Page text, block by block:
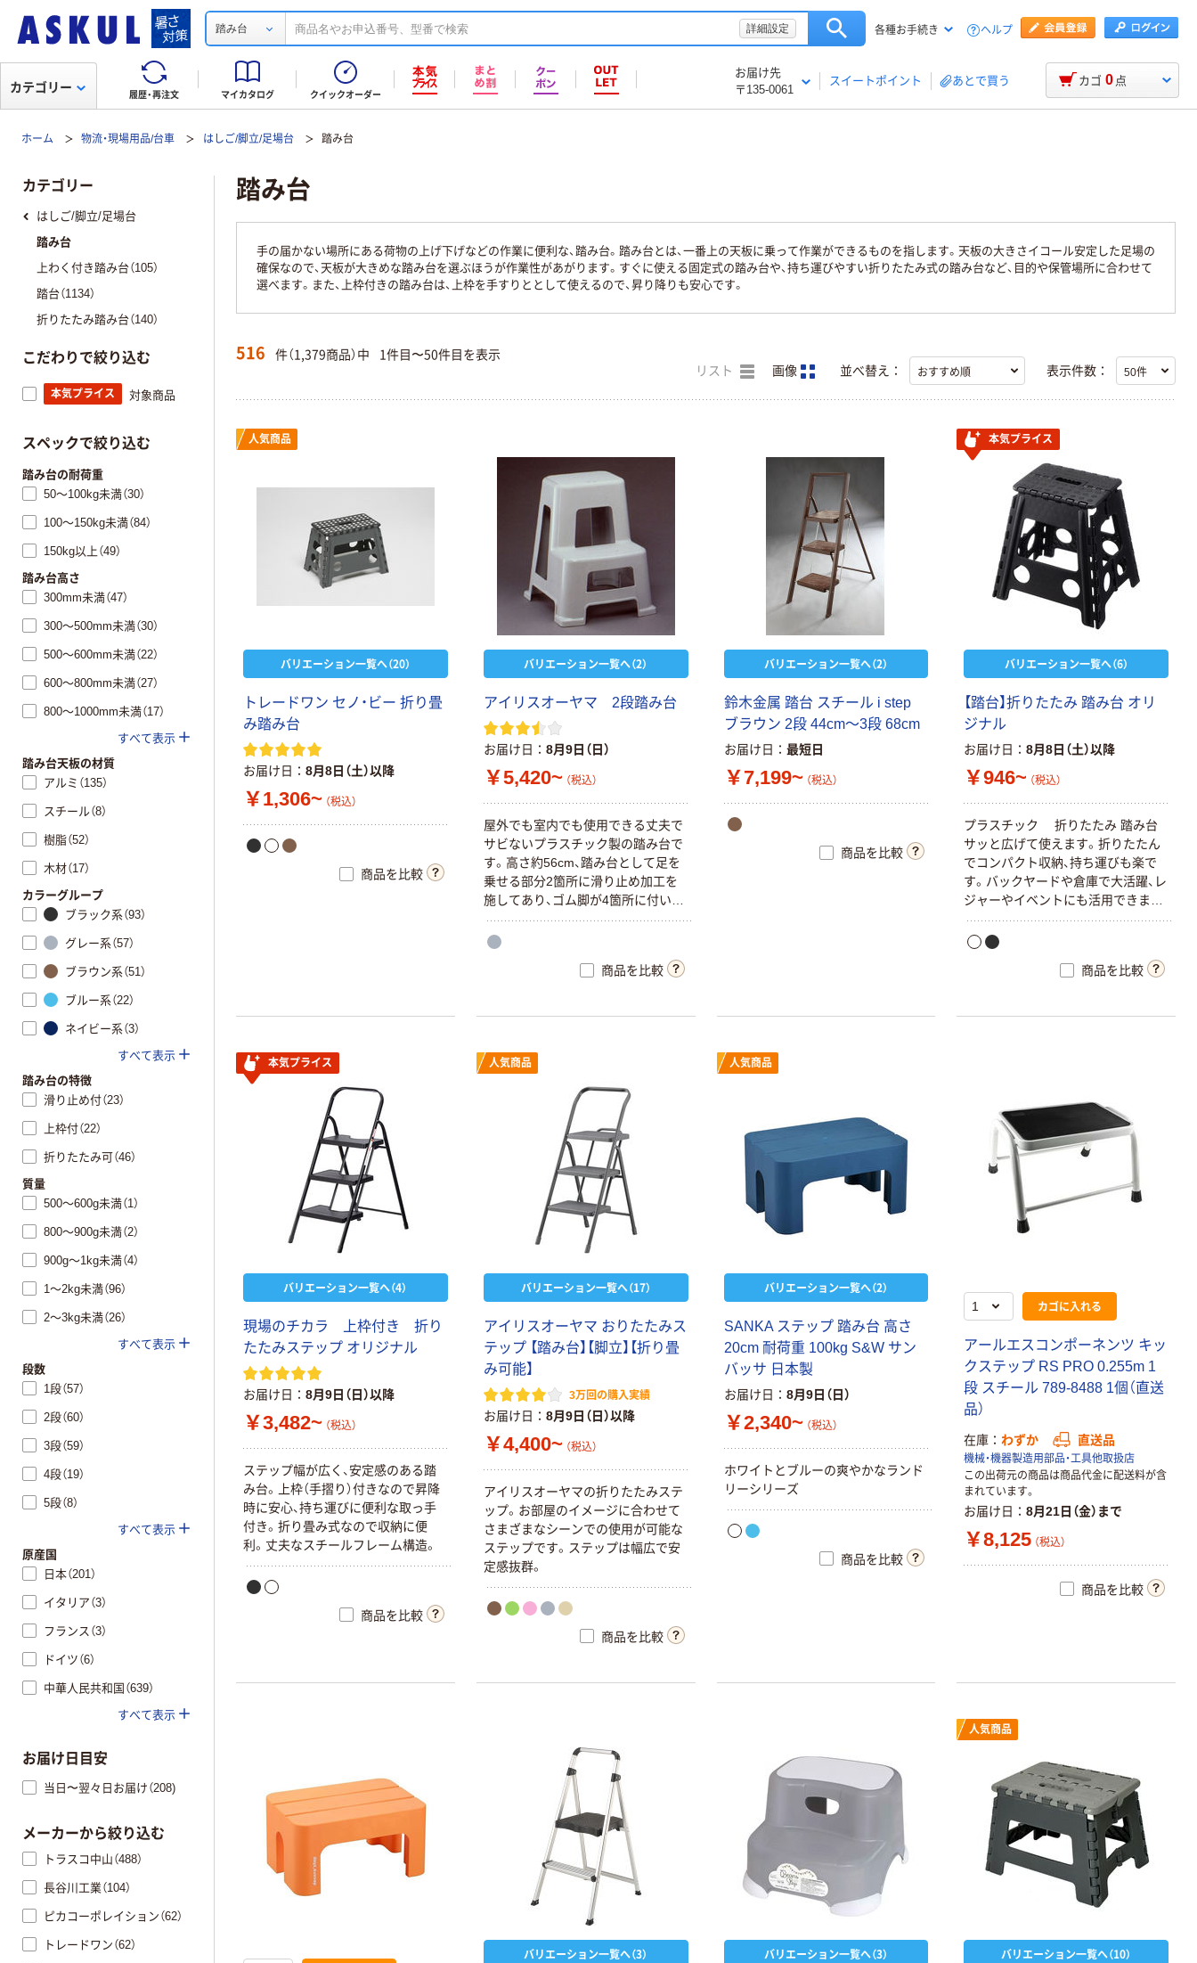
踏み台 詳細設定 各種お手続き ヘルプ
履歴・再注文 マイカタログ クイックオーダー
お届け先
〒135-0061
スイートポイント あとで買う
カテゴリー カゴ 0 点
ホーム 物流・現場用品/台車 はしご/脚立/足場台 踏み台
踏み台
手の届かない場所にある荷物の上げ下げなどの作業に便利な、踏み台。踏み台とは、一番上の天板に乗って作業ができるものを指します。天板の大きさイコール安定した足場の
確保なので、天板が大きめな踏み台を選ぶほうが作業性があがります。すぐに使える固定式の踏み台や、持ち運びやすい折りたたみ式の踏み台など、目的や保管場所に合わせて
選べます。また、上枠付きの踏み台は、上枠を手すりととして使えるので、昇り降りも安心です。
516 件（1,379商品）中 1件目〜50件目を表示
リスト 画像 並べ替え： 表示件数：
人気商品
バリエーション一覧へ（20）
トレードワン セノ・ビー 折り畳
み踏み台
お届け日 8月8日（土）以降
￥1,306~ （税込）
商品を比較
バリエーション一覧へ（2）
アイリスオーヤマ 2段踏み台
お届け日 8月9日（日）
￥5,420~ （税込）
屋外でも室内でも使用できる丈夫で
サビないプラスチック製の踏み台で
す。高さ約56cm、踏み台として足を
乗せる部分2箇所に滑り止め加工を
施してあり、ゴム脚が4箇所に付いて
います。洗車や庭のお手入れにも
OK！
商品を比較
バリエーション一覧へ（2）
鈴木金属 踏台 スチール i step
ブラウン 2段 44cm～3段 68cm
お届け日 最短日
￥7,199~ （税込）
商品を比較
本気プライス
バリエーション一覧へ（6）
【踏台】折りたたみ 踏み台 オリ
ジナル
お届け日 8月8日（土）以降
￥946~ （税込）
プラスチック 折りたたみ 踏み台
サッと広げて使えます。折りたたん
でコンパクト収納、持ち運びも楽で
す。バックヤードや倉庫で大活躍、レ
ジャーやイベントにも活用できま
す。
商品を比較
本気プライス
バリエーション一覧へ（4）
現場のチカラ 上枠付き 折り
たたみステップ オリジナル
お届け日 8月9日（日）以降
￥3,482~ （税込）
ステップ幅が広く、安定感のある踏
み台。上枠（手摺り）付きなので昇降
時に安心、持ち運びに便利な取っ手
付き。折り畳み式なので収納に便
利。丈夫なスチールフレーム構造。
商品を比較
人気商品
バリエーション一覧へ（17）
アイリスオーヤマ おりたたみス
テップ 【踏み台】【脚立】【折り畳
み可能】
3万回の購入実績
お届け日 8月9日（日）以降
￥4,400~ （税込）
アイリスオーヤマの折りたたみステ
ップ。お部屋のイメージに合わせて
さまざまなシーンでの使用が可能な
ステップです。ステップは幅広で安
定感抜群。
商品を比較
人気商品
バリエーション一覧へ（2）
SANKA ステップ 踏み台 高さ
20cm 耐荷重 100kg S&W サン
バッサ 日本製
お届け日 8月9日（日）
￥2,340~ （税込）
ホワイトとブルーの爽やかなランド
リーシリーズ
商品を比較
カゴに入れる
アールエスコンポーネンツ キッ
クステップ RS PRO 0.255m 1
段 スチール 789-8488 1個（直送
品）
在庫 わずか 直送品
機械・機器製造用部品・工具他取扱店
この出荷元の商品は商品代金に配送料が含
まれています。
お届け日 8月21日（金）まで
￥8,125 （税込）
商品を比較
バリエーション一覧へ（3） バリエーション一覧へ（3）
人気商品
バリエーション一覧へ（10）
カテゴリー
はしご/脚立/足場台
踏み台
上わく付き踏み台（105）
踏台（1134）
折りたたみ踏み台（140）
こだわりで絞り込む
本気プライス 対象商品
スペックで絞り込む
踏み台の耐荷重
50～100kg未満（30）
100～150kg未満（84）
150kg以上（49）
踏み台高さ
300mm未満（47）
300～500mm未満（30）
500～600mm未満（22）
600～800mm未満（27）
800～1000mm未満（17）
すべて表示
踏み台天板の材質
アルミ（135）
スチール（8）
樹脂（52）
木材（17）
カラーグループ
ブラック系（93）
グレー系（57）
ブラウン系（51）
ブルー系（22）
ネイビー系（3）
すべて表示
踏み台の特徴
滑り止め付（23）
上枠付（22）
折りたたみ可（46）
質量
500～600g未満（1）
800～900g未満（2）
900g～1kg未満（4）
1～2kg未満（96）
2～3kg未満（26）
すべて表示
段数
1段（57）
2段（60）
3段（59）
4段（19）
5段（8）
すべて表示
原産国
日本（201）
イタリア（3）
フランス（3）
ドイツ（6）
中華人民共和国（639）
すべて表示
お届け日目安
当日〜翌々日お届け（208)
メーカーから絞り込む
トラスコ中山（488）
長谷川工業（104）
ピカコーポレイション（62）
トレードワン（62）